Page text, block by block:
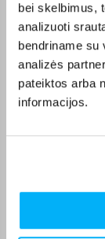
bei skelbimus,
analizuoti
bendriname su
analizės
pateiktos arba
informacijos.
Danutė
Puiki dovana
Įvairūs kavos